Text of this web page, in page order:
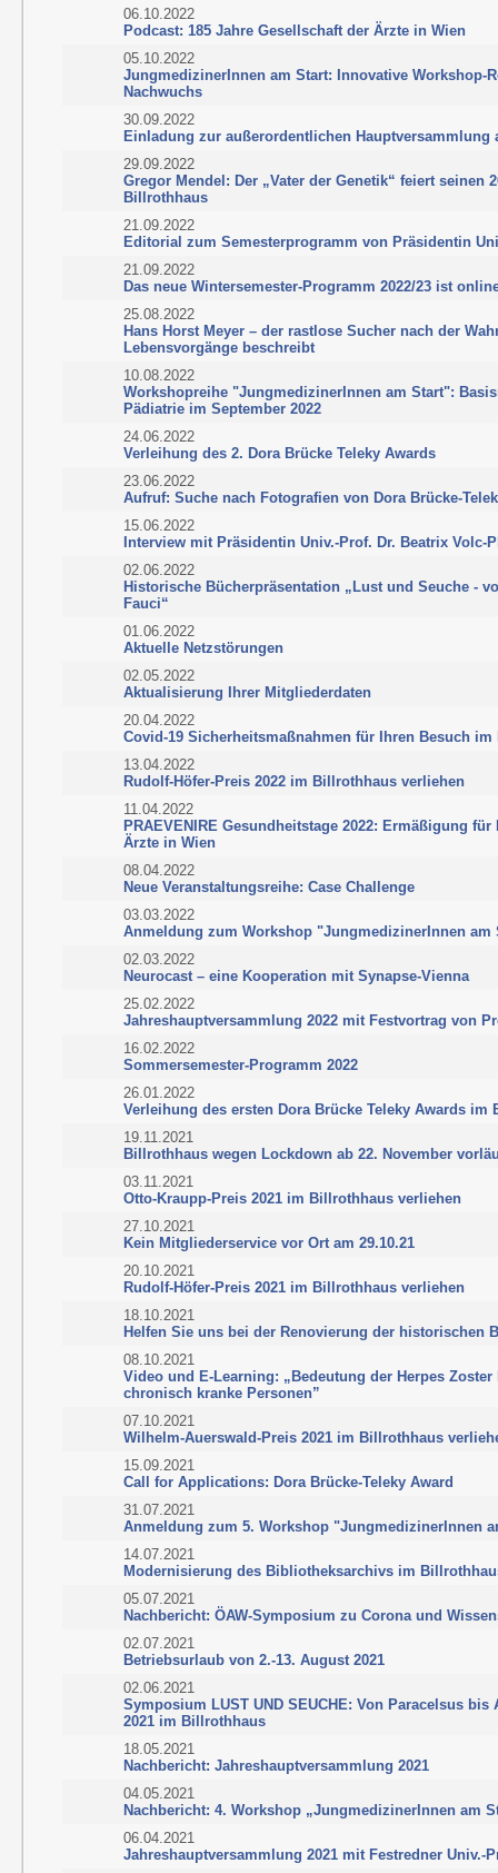
06.10.2022
Podcast: 185 Jahre Gesellschaft der Ärzte in Wien
05.10.2022
JungmedizinerInnen am Start: Innovative Workshop-
Nachwuchs
30.09.2022
Einladung zur außerordentlichen Hauptversammlung
29.09.2022
Gregor Mendel: Der „Vater der Genetik“ feiert seinen
Billrothhaus
21.09.2022
Editorial zum Semesterprogramm von Präsidentin
21.09.2022
Das neue Wintersemester-Programm 2022/23 ist
25.08.2022
Hans Horst Meyer – der rastlose Sucher nach der
Lebensvorgänge beschreibt
10.08.2022
Workshopreihe "JungmedizinerInnen am Start":
Pädiatrie im September 2022
24.06.2022
Verleihung des 2. Dora Brücke Teleky Awards
23.06.2022
Aufruf: Suche nach Fotografien von Dora Brücke-
15.06.2022
Interview mit Präsidentin Univ.-Prof. Dr. Beatrix Volc-
02.06.2022
Historische Bücherpräsentation „Lust und Seuche -
Fauci“
01.06.2022
Aktuelle Netzstörungen
02.05.2022
Aktualisierung Ihrer Mitgliederdaten
20.04.2022
Covid-19 Sicherheitsmaßnahmen für Ihren Besuch
13.04.2022
Rudolf-Höfer-Preis 2022 im Billrothhaus verliehen
11.04.2022
PRAEVENIRE Gesundheitstage 2022: Ermäßigung
Ärzte in Wien
08.04.2022
Neue Veranstaltungsreihe: Case Challenge
03.03.2022
Anmeldung zum Workshop "JungmedizinerInnen am
02.03.2022
Neurocast – eine Kooperation mit Synapse-Vienna
25.02.2022
Jahreshauptversammlung 2022 mit Festvortrag von
16.02.2022
Sommersemester-Programm 2022
26.01.2022
Verleihung des ersten Dora Brücke Teleky Awards im
19.11.2021
Billrothhaus wegen Lockdown ab 22. November
03.11.2021
Otto-Kraupp-Preis 2021 im Billrothhaus verliehen
27.10.2021
Kein Mitgliederservice vor Ort am 29.10.21
20.10.2021
Rudolf-Höfer-Preis 2021 im Billrothhaus verliehen
18.10.2021
Helfen Sie uns bei der Renovierung der historischen
08.10.2021
Video und E-Learning: „Bedeutung der Herpes
chronisch kranke Personen”
07.10.2021
Wilhelm-Auerswald-Preis 2021 im Billrothhaus
15.09.2021
Call for Applications: Dora Brücke-Teleky Award
31.07.2021
Anmeldung zum 5. Workshop "JungmedizinerInnen
14.07.2021
Modernisierung des Bibliotheksarchivs im
05.07.2021
Nachbericht: ÖAW-Symposium zu Corona und
02.07.2021
Betriebsurlaub von 2.-13. August 2021
02.06.2021
Symposium LUST UND SEUCHE: Von Paracelsus
2021 im Billrothhaus
18.05.2021
Nachbericht: Jahreshauptversammlung 2021
04.05.2021
Nachbericht: 4. Workshop „JungmedizinerInnen am
06.04.2021
Jahreshauptversammlung 2021 mit Festredner Univ.-